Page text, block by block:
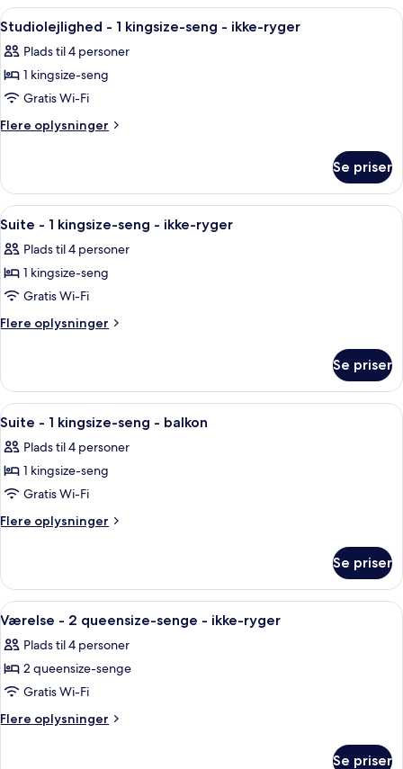
ikke-
ryger
kingsize-
-
ikke-
Indlæs
alle
billeder
af
Studiolejlighed
-
seng
ikke-
ryger
Et hotelværelse med skrivebord i
9
Studiolejlighed - 1 kingsize-seng - ikke-ryger
Plads til 4 personer
1 kingsize-seng
Gratis Wi-Fi
Flere oplysninger
Flere
-
kingsize-
-
ikke-
Se priser
Indlæs
alle
billeder
af
Suite
-
seng
ikke-
ryger
Et moderne hotelværelse med en
2
Suite - 1 kingsize-seng - ikke-ryger
Plads til 4 personer
1 kingsize-seng
Gratis Wi-Fi
Flere oplysninger
Flere
-
kingsize-
-
ikke-
Se priser
Indlæs
alle
billeder
af
Suite
-
seng
balkon
Et hotelværelse med fjernsyn, en
5
Suite - 1 kingsize-seng - balkon
Plads til 4 personer
1 kingsize-seng
Gratis Wi-Fi
Flere oplysninger
Flere
-
kingsize-
-
balkon
Se priser
Indlæs
alle
billeder
af
Værelse
-
Et hotelværelse med to senge, et
4
Værelse - 2 queensize-senge - ikke-ryger
Plads til 4 personer
2 queensize-senge
Gratis Wi-Fi
Flere oplysninger
Flere
Se priser